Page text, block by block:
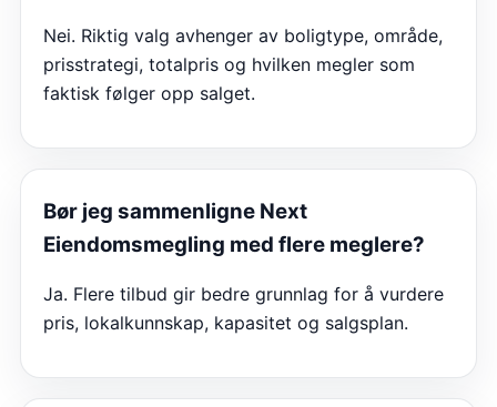
Nei. Riktig valg avhenger av boligtype, område,
prisstrategi, totalpris og hvilken megler som
faktisk følger opp salget.
Bør jeg sammenligne Next
Eiendomsmegling med flere meglere?
Ja. Flere tilbud gir bedre grunnlag for å vurdere
pris, lokalkunnskap, kapasitet og salgsplan.